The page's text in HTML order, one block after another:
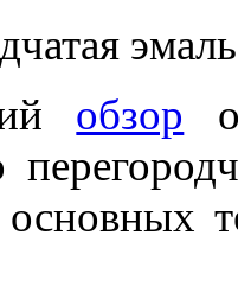
эмаль
обзор